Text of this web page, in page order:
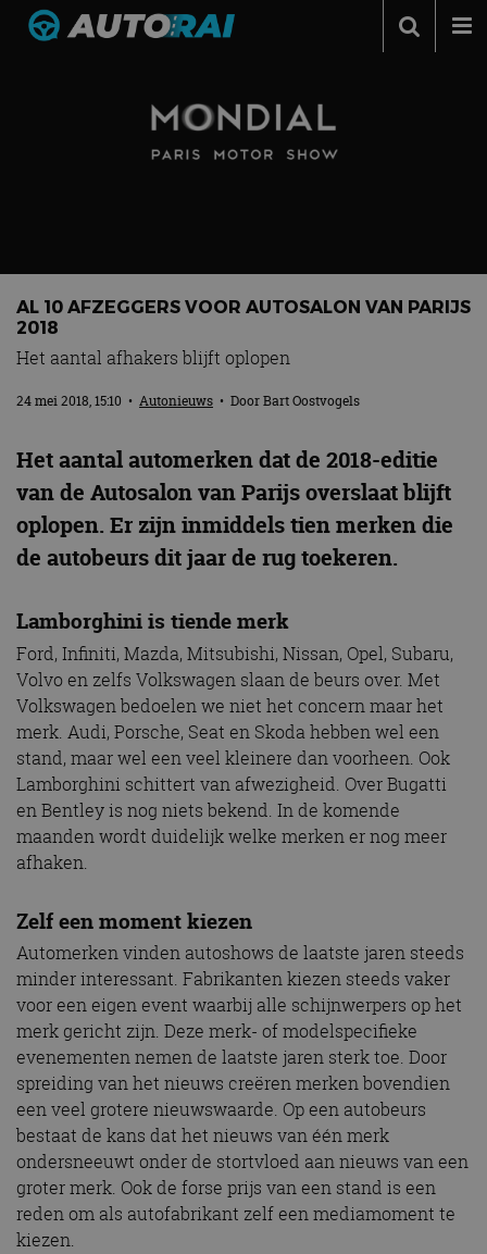
Contact
MotorRAI.nl
AL 10 AFZEGGERS VOOR AUTOSALON VAN PARIJS
2018
Het aantal afhakers blijft oplopen
24 mei 2018, 15:10 • Autonieuws • DoorBart Oostvogels
Het aantal automerken dat de 2018-editie
van de Autosalon van Parijs overslaat blijft
oplopen. Er zijn inmiddels tien merken die
de autobeurs dit jaar de rug toekeren.
Lamborghini is tiende merk
Ford, Infiniti, Mazda, Mitsubishi, Nissan, Opel, Subaru,
Volvo en zelfs Volkswagen slaan de beurs over. Met
Volkswagen bedoelen we niet het concern maar het
merk. Audi, Porsche, Seat en Skoda hebben wel een
stand, maar wel een veel kleinere dan voorheen. Ook
Lamborghini schittert van afwezigheid. Over Bugatti
en Bentley is nog niets bekend. In de komende
maanden wordt duidelijk welke merken er nog meer
afhaken.
Zelf een moment kiezen
Automerken vinden autoshows de laatste jaren steeds
minder interessant. Fabrikanten kiezen steeds vaker
voor een eigen event waarbij alle schijnwerpers op het
merk gericht zijn. Deze merk- of modelspecifieke
evenementen nemen de laatste jaren sterk toe. Door
spreiding van het nieuws creëren merken bovendien
een veel grotere nieuwswaarde. Op een autobeurs
bestaat de kans dat het nieuws van één merk
ondersneeuwt onder de stortvloed aan nieuws van een
groter merk. Ook de forse prijs van een stand is een
reden om als autofabrikant zelf een mediamoment te
kiezen.